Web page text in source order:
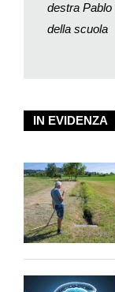
alla
come se la tribù
habitat naturale.
Lugano nel 2020
quello solitario
in via Geretta a
tutti gli altri
comprensorio di
Bernardino. «Di
alla tematica di
particolare la
IN EVIDENZA
destra Pablo
della scuola